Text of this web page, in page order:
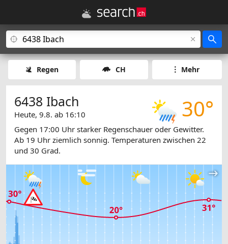
Regen CH Mehr
30°
6438 Ibach
Heute, 9.8. ab 16:10
Gegen 17:00 Uhr starker Regenschauer oder Gewitter.
Ab 19 Uhr ziemlich sonnig. Temperaturen zwischen 22
und 30 Grad.